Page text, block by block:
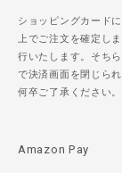
ショッピングカード
上でご注文を確定し
行いたします。そち
で決済画面を閉じら
何卒ご了承ください。
Amazon Pay